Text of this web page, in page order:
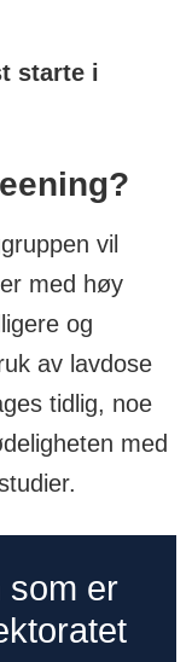
starte i
vil
med høy
og
av lavdose
tidlig, noe
med
som er